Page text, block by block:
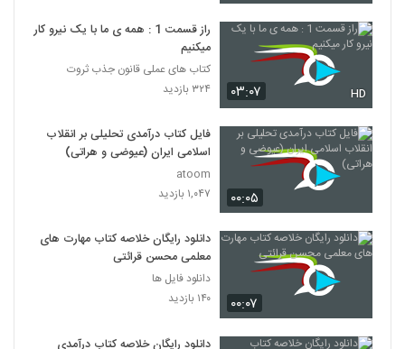
۰۳:۰۷ HD
راز قسمت 1 : همه ی ما با یک نیرو کار
میکنیم
کتاب های عملی قانون جذب ثروت
۳۲۴ بازدید
۰۰:۰۵
فایل کتاب درآمدی تحلیلی بر انقلاب
اسلامی ایران (عیوضی و هراتی)
atoom
۱,۰۴۷ بازدید
۰۰:۰۷
دانلود رایگان خلاصه کتاب مهارت های
معلمی محسن قرائتی
دانلود فایل ها
۱۴۰ بازدید
دانلود رایگان خلاصه کتاب درآمدی